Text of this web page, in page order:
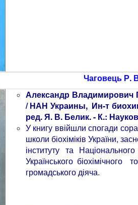
Чаговець Р.
Александр Владимирович
/ НАН Украины, Ин-т
ред. Я. В. Белик. - К.:
У книгу ввійшли спогади
школи біохіміків України,
інституту та
Українського біохімічного
громадського діяча.